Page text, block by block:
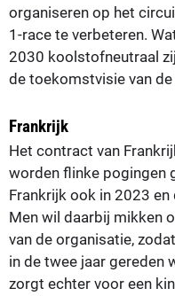
organiseren op het
1-race te verbeteren.
2030 koolstofneutraal
de toekomstvisie van de
Frankrijk
Het contract van
worden flinke pogingen
Frankrijk ook in 2023
Men wil daarbij mikken
van de organisatie,
in de twee jaar gereden
zorgt echter voor een